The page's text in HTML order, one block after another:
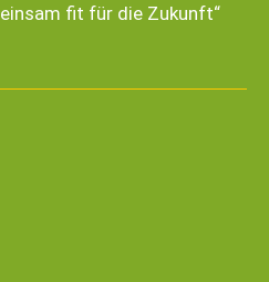
fit für die Zukunft“